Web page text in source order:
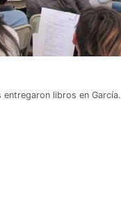
entregaron libros en García.